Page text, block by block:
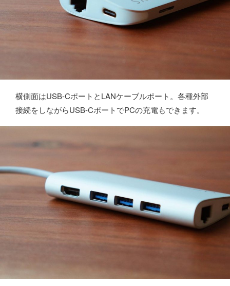
横側面はUSB-CポートとLANケーブルポート。各種外部
接続をしながらUSB-CポートでPCの充電もできます。